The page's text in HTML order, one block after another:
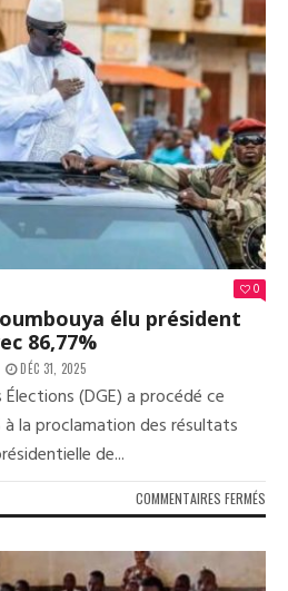
44E
DU
DE
DU
0
élu président
86,77%
DÉC 31, 2025
(DGE) a procédé ce
la proclamation des résultats
de...
COMMENTAIRES FERMÉS